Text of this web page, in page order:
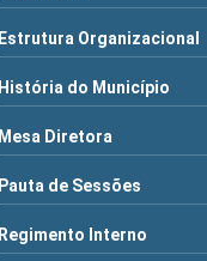
Estrutura Organizacional
História do Município
Mesa Diretora
Pauta de Sessões
Regimento Interno